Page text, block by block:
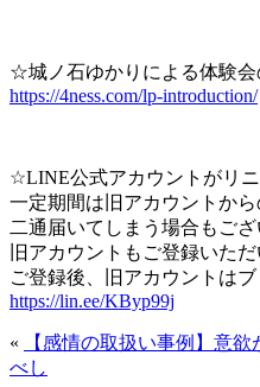
☆城ノ石ゆかりによる体験会
https://4ness.com/lp-introduction/
☆LINE公式アカウントがリニ
一定期間は旧アカウントか
二通届いてしまう場合もござ
旧アカウントもご登録いた
ご登録後、旧アカウントはブ
https://lin.ee/KByp99j
«
【感情の取扱い事例】意
べし